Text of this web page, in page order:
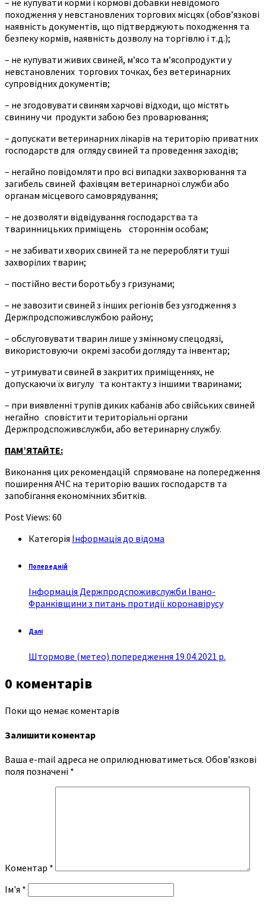
походження у невстановлених торгових місцях (обов’язкові
наявність документів, що підтверджують походження та
безпеку кормів, наявність дозволу на торгівлю і т.д.);
– не купувати живих свиней, м’ясо та м’ясопродукти у
невстановлених торгових точках, без ветеринарних
супровідних документів;
– не згодовувати свиням харчові відходи, що містять
свинину чи продукти забою без проварювання;
– допускати ветеринарних лікарів на територію приватних
господарств для огляду свиней та проведення заходів;
– негайно повідомляти про всі випадки захворювання та
загибель свиней фахівцям ветеринарної служби або
органам місцевого самоврядування;
– не дозволяти відвідування господарства та
тваринницьких приміщень стороннім особам;
– не забивати хворих свиней та не переробляти туші
захворілих тварин;
– постійно вести боротьбу з гризунами;
– не завозити свиней з інших регіонів без узгодження з
Держпродспоживслужбою району;
– обслуговувати тварин лише у змінному спецодязі,
використовуючи окремі засоби догляду та інвентар;
– утримувати свиней в закритих приміщеннях, не
допускаючи їх вигулу та контакту з іншими тваринами;
– при виявленні трупів диких кабанів або свійських свиней
негайно сповістити територіальні органи
Держпродспоживслужби, або ветеринарну службу.
ПАМ’ЯТАЙТЕ:
Виконання цих рекомендацій спрямоване на попередження
поширення АЧС на територію ваших господарств та
запобігання економічних збитків.
Post Views: 60
Категорія Інформація до відома
Попередній
Інформація Держпродспоживслужби Івано-
Франківщини з питань протидії коронавірусу
Далі
Штормове (метео) попередження 19.04.2021 р.
0 коментарів
Поки що немає коментарів
Залишити коментар
Ваша e-mail адреса не оприлюднюватиметься. Обов’язкові
поля позначені *
Коментар *
Ім'я *